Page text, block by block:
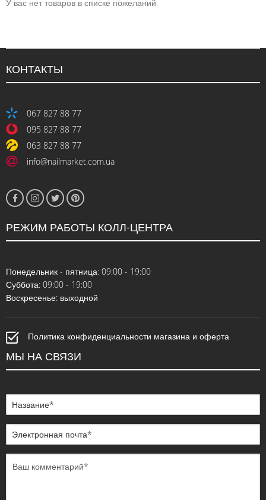
У вас нет товаров в списке пожеланий.
КОНТАКТЫ
067 827 88 77
095 827 88 77
063 827 88 77
info@nailmarket.com.ua
РЕЖИМ РАБОТЫ КОЛЛ-ЦЕНТРА
Понедельник - пятница: 09:00 - 19:00
Суббота: 09:00 - 19:00
Воскресенье: выходной
Политика конфиденциальности магазина и оферта
МЫ НА СВЯЗИ